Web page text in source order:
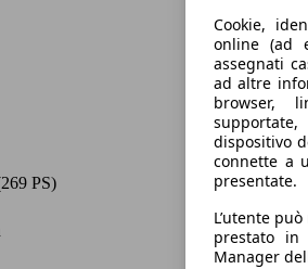
PS)
Cookie,
online (ad
assegnati
ad altre
browser,
dispositivo
connette a
presentate.
L’utente
prestato in
Manager